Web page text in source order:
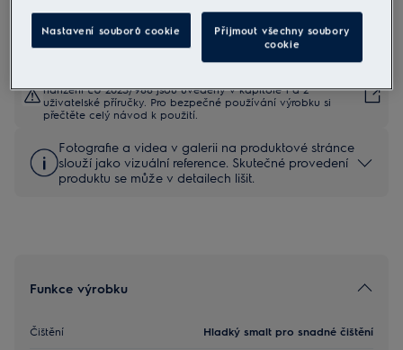
nařízení EU 2023/988 jsou uvedeny v kapitole 1 a 2
uživatelské příručky. Pro bezpečné používání výrobku si
přečtěte celý návod k použití.
Fotografie a videa v galerii na produktové stránce
slouží jako vizuální reference. Skutečné provedení
produktu se může v detailech lišit.
Funkce výrobku
Čištění Hladký smalt pro snadné čištění
Nastavení souborů cookie
Přijmout všechny soubory
cookie